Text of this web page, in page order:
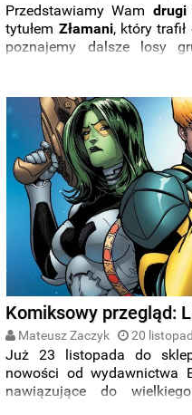
Przedstawiamy Wam drugi
tytułem Złamani, który
poznajemy dalsze losy
Cyclopsa, która przez
scenariusz tak jak w
Michael Bendis.
Komiksowy przegląd:
Mateusz Zaczyk 20
Już 23 listopada do
nowości od wydawnictwa
nawiązujące do
tomy serii